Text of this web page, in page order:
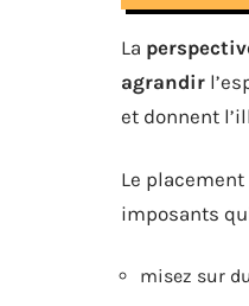
La
agrandir
et donnent
Le
imposants
misez sur